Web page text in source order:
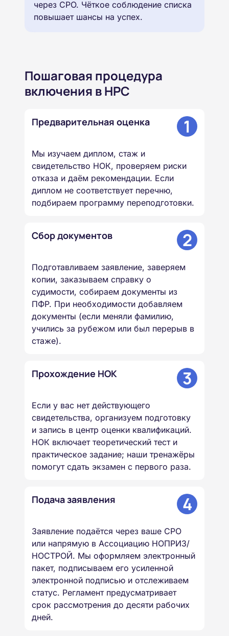
через СРО. Чёткое соблюдение списка
повышает шансы на успех.⁠
Пошаговая процедура
включения в НРС
Предварительная оценка 1
Мы изучаем диплом, стаж и
свидетельство НОК, проверяем риски
отказа и даём рекомендации. Если
диплом не соответствует перечню,
подбираем программу переподготовки.
Сбор документов 2
Подготавливаем заявление, заверяем
копии, заказываем справку о
судимости, собираем документы из
ПФР. При необходимости добавляем
документы (если меняли фамилию,
учились за рубежом или был перерыв в
стаже).
Прохождение НОК 3
Если у вас нет действующего
свидетельства, организуем подготовку
и запись в центр оценки квалификаций.
НОК включает теоретический тест и
практическое задание; наши тренажёры
помогут сдать экзамен с первого раза.
Подача заявления 4
Заявление подаётся через ваше СРО
или напрямую в Ассоциацию НОПРИЗ/
НОСТРОЙ. Мы оформляем электронный
пакет, подписываем его усиленной
электронной подписью и отслеживаем
статус. Регламент предусматривает
срок рассмотрения до десяти рабочих
дней.